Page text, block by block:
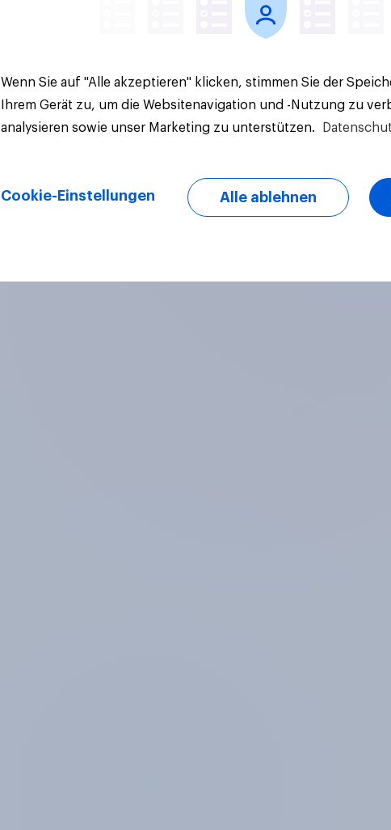
Wenn Sie auf "Alle akzeptieren" klicken, stimmen Sie der
Ihrem Gerät zu, um die Websitenavigation und -Nutzung zu
analysieren sowie unser Marketing zu unterstützen.
Cookie-Einstellungen Alle ablehnen